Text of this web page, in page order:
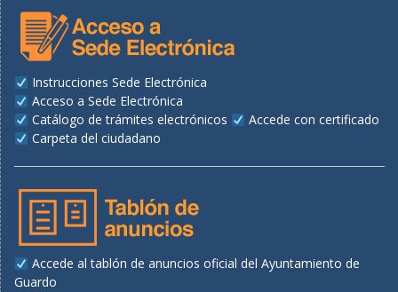
Instrucciones Sede Electrónica
Acceso a Sede Electrónica
Catálogo de trámites electrónicos
Accede con certificado
Carpeta del ciudadano
Accede al tablón de anuncios oficial del Ayuntamiento de
Guardo